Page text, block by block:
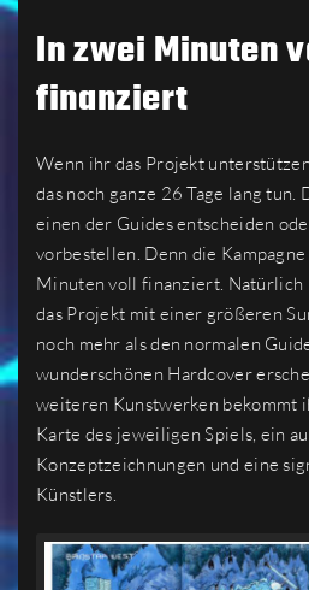
In zwei Minuten
finanziert
Wenn ihr das Projekt
das noch ganze 26 Tage lang
einen der Guides entscheiden
vorbestellen. Denn die
Minuten voll finanziert. Natürlich
das Projekt mit einer größeren
noch mehr als den normalen
wunderschönen Hardcover
weiteren Kunstwerken bekommt
Karte des jeweiligen Spiels, ein
Konzeptzeichnungen und eine
Künstlers.